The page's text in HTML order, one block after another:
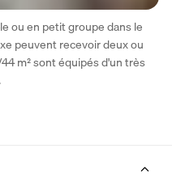
ou en petit groupe dans le
peuvent recevoir deux ou
m² sont équipés d'un très